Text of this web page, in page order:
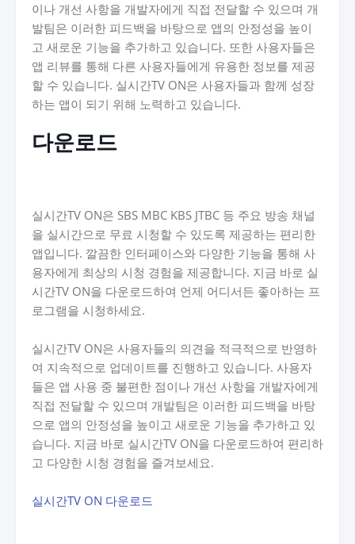
이나 개선 사항을 개발자에게 직접 전달할 수 있으며 개
발팀은 이러한 피드백을 바탕으로 앱의 안정성을 높이
고 새로운 기능을 추가하고 있습니다. 또한 사용자들은
앱 리뷰를 통해 다른 사용자들에게 유용한 정보를 제공
할 수 있습니다. 실시간TV ON은 사용자들과 함께 성장
하는 앱이 되기 위해 노력하고 있습니다.
다운로드
실시간TV ON은 SBS MBC KBS JTBC 등 주요 방송 채널
을 실시간으로 무료 시청할 수 있도록 제공하는 편리한
앱입니다. 깔끔한 인터페이스와 다양한 기능을 통해 사
용자에게 최상의 시청 경험을 제공합니다. 지금 바로 실
시간TV ON을 다운로드하여 언제 어디서든 좋아하는 프
로그램을 시청하세요.
실시간TV ON은 사용자들의 의견을 적극적으로 반영하
여 지속적으로 업데이트를 진행하고 있습니다. 사용자
들은 앱 사용 중 불편한 점이나 개선 사항을 개발자에게
직접 전달할 수 있으며 개발팀은 이러한 피드백을 바탕
으로 앱의 안정성을 높이고 새로운 기능을 추가하고 있
습니다. 지금 바로 실시간TV ON을 다운로드하여 편리하
고 다양한 시청 경험을 즐겨보세요.
실시간TV ON 다운로드